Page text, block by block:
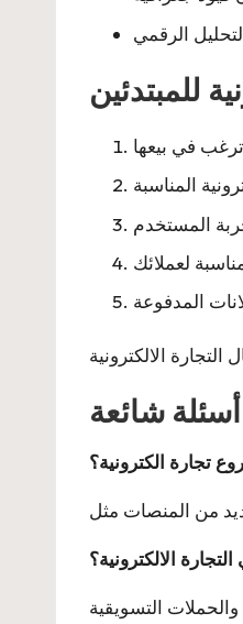
للمبتدئين
أسئلة شائعة
تجارة الكترونية؟
الالكترونية؟